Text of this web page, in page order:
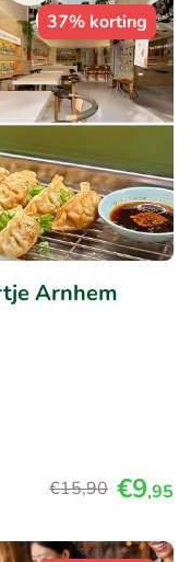
37% korting
Arnhem
€15,90 €9,95